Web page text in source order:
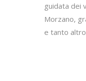
guidata dei
Morzano,
e tanto